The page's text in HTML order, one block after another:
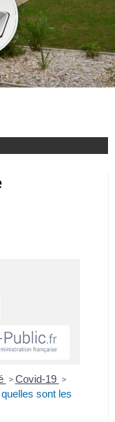
> Covid-19 >
sont les